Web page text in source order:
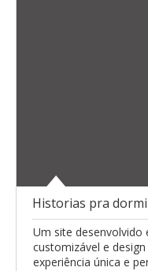
Historias pra
Um site desenvolvido
customizável e
experiência única e